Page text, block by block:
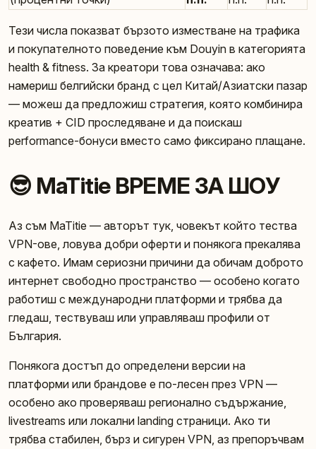
Тези числа показват бързото изместване на трафика
и покупателното поведение към Douyin в категорията
health & fitness. За креатори това означава: ако
намериш белгийски бранд с цел Китай/Азиатски пазар
— можеш да предложиш стратегия, която комбинира
креатив + CID проследяване и да поискаш
performance-бонуси вместо само фиксирано плащане.
😎 MaTitie ВРЕМЕ ЗА ШОУ
Аз съм MaTitie — авторът тук, човекът който тества
VPN-ове, ловува добри оферти и понякога прекалява
с кафето. Имам сериозни причини да обичам доброто
интернет свободно пространство — особено когато
работиш с международни платформи и трябва да
гледаш, тествуваш или управляваш профили от
България.
Понякога достъп до определени версии на
платформи или брандове е по-лесен през VPN —
особено ако проверяваш регионално съдържание,
livestreams или локални landing страници. Ако ти
трябва стабилен, бърз и сигурен VPN, аз препоръчвам